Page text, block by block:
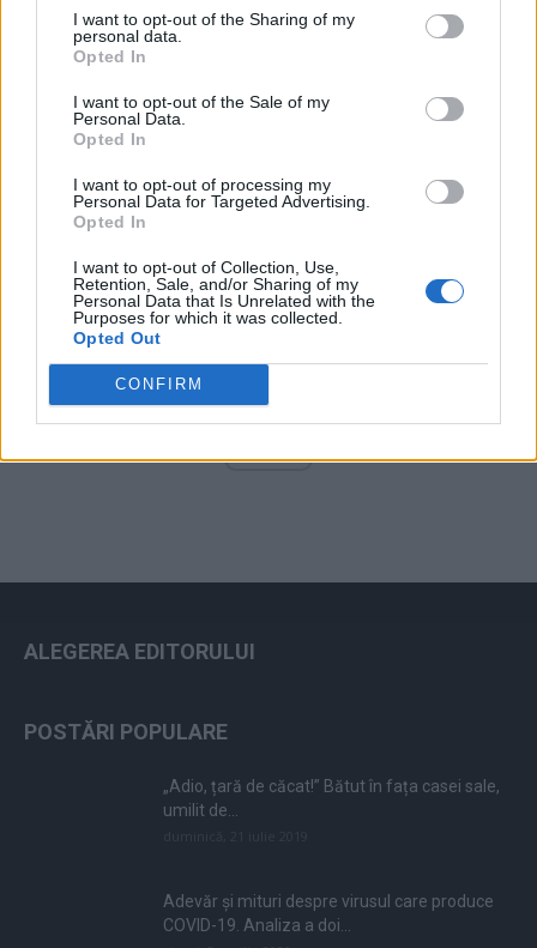
I want to opt-out of the Sharing of my
personal data.
Opted In
I want to opt-out of the Sale of my
Personal Data.
Opted In
I want to opt-out of processing my
Personal Data for Targeted Advertising.
Opted In
I want to opt-out of Collection, Use,
Retention, Sale, and/or Sharing of my
Personal Data that Is Unrelated with the
Purposes for which it was collected.
Opted Out
CONFIRM
Altul
Arată rezultatele
ad
ALEGEREA EDITORULUI
POSTĂRI POPULARE
„Adio, țară de căcat!” Bătut în fața casei sale,
umilit de...
Adevăr și mituri despre virusul care produce
COVID-19. Analiza a doi...